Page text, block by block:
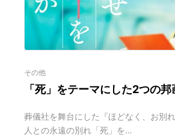
その他
「死」をテーマにした2つの
葬儀社を舞台にした『ほどなく、お別
人との永遠の別れ「死」を…